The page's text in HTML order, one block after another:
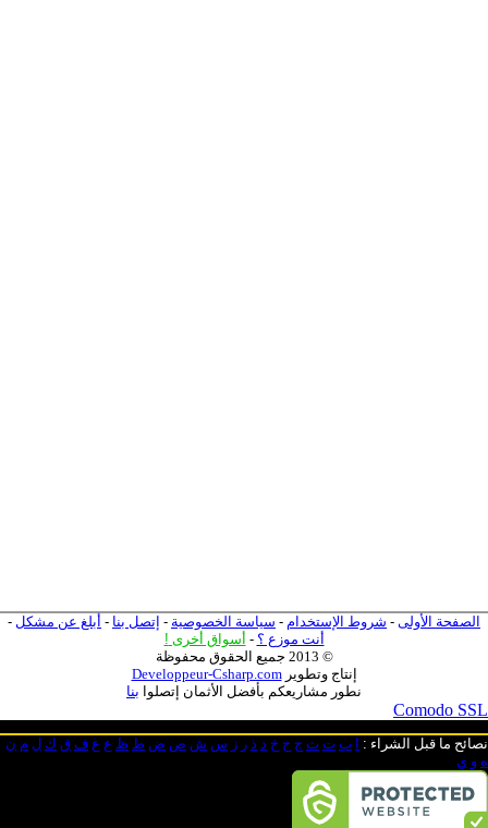
الصفحة الأولى - شروط الإستخدام - سياسة الخصوصية - إتصل بنا - أبلغ عن مشكل -
أنت موزع ؟ - أسواق أخرى !
© 2013 جميع الحقوق محفوظة
إنتاج وتطويرDeveloppeur-Csharp.com
نطور مشاريعكم بأفضل الأثمان إتصلوا بنا
Comodo SSL
نصائح ما قبل الشراء : ب ت ث ج ح خ د ذ ر ز س ش ص ض ط ظ ع غ ف ق ك ل م ن
ه و ي